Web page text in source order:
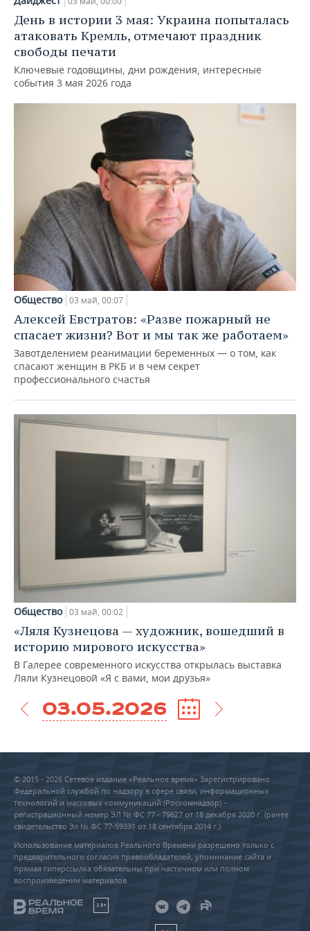
День в истории 3 мая: Украина попыталась
атаковать Кремль, отмечают праздник
свободы печати
Ключевые годовщины, дни рождения, интересные
события 3 мая 2026 года
Общество 03 май, 00:07
Алексей Евстратов: «Разве пожарный не
спасает жизни? Вот и мы так же работаем»
Завотделением реанимации беременных — о том, как
спасают женщин в РКБ и в чем секрет
профессионального счастья
Общество 03 май, 00:02
«Ляля Кузнецова — художник, вошедший в
историю мирового искусства»
В Галерее современного искусства открылась выставка
Ляли Кузнецовой «Я с вами, мои друзья»
03.05.2026
© 2015 - 2026 Сетевое издание «Реальное время» Зарегистрировано
Федеральной службой по надзору в сфере связи, информационных
технологий и массовых коммуникаций (Роскомнадзор) –
регистрационный номер ЭЛ № ФС 77 - 79627 от 18 декабря 2020 г. (ранее
свидетельство Эл № ФС 77-59331 от 18 сентября 2014 г.)
Использование материалов Реального Времени разрешено только с
предварительного согласия правообладателей, упоминание сайта и
прямая гиперссылка обязательны при частичном или полном
воспроизведении материалов.
18+